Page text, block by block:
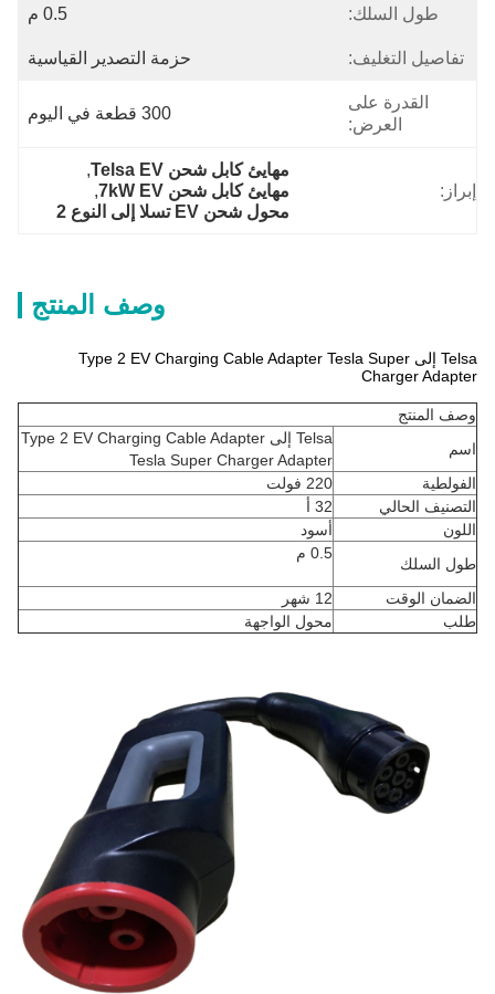
طول السلك: 0.5 م
تفاصيل التغليف: حزمة التصدير القياسية
القدرة على
العرض:
300 قطعة في اليوم
إبراز:
مهايئ كابل شحن Telsa EV
,
مهايئ كابل شحن 7kW EV
,
محول شحن EV تسلا إلى النوع 2
وصف المنتج
Telsa إلى Type 2 EV Charging Cable Adapter Tesla Super
Charger Adapter
وصف المنتج
اسم
Telsa إلى Type 2 EV Charging Cable Adapter
Tesla Super Charger Adapter
الفولطية
220 فولت
التصنيف الحالي
32 أ
اللون
أسود
طول السلك
0.5 م
الضمان الوقت
12 شهر
طلب
محول الواجهة